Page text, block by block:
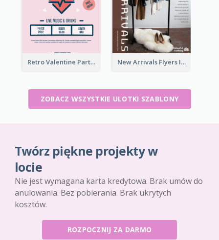
Retro Valentine Party Pink Flyers Design Templates New Arrivals Flyers In In Brown Colour Tone
ZOBACZ WSZYSTKIE ULOTKI SZABLONY
Twórz piękne projekty w
locie
Nie jest wymagana karta kredytowa. Brak umów do
anulowania. Bez pobierania. Brak ukrytych
kosztów.
ROZPOCZNIJ ZA DARMO